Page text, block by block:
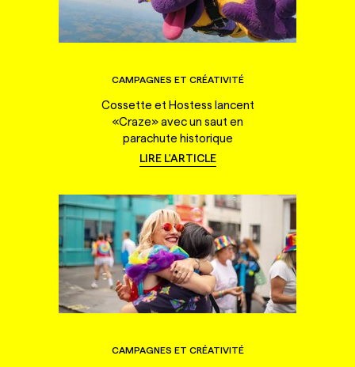
CAMPAGNES ET CRÉATIVITÉ
Cossette et Hostess lancent
«Craze» avec un saut en
parachute historique
LIRE L'ARTICLE
CAMPAGNES ET CRÉATIVITÉ